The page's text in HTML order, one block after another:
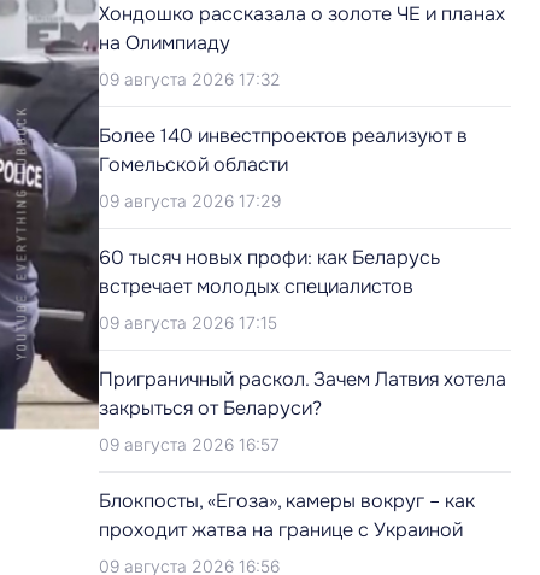
Хондошко рассказала о золоте ЧЕ и планах
на Олимпиаду
09 августа 2026 17:32
Более 140 инвестпроектов реализуют в
Гомельской области
09 августа 2026 17:29
60 тысяч новых профи: как Беларусь
встречает молодых специалистов
09 августа 2026 17:15
Приграничный раскол. Зачем Латвия хотела
закрыться от Беларуси?
09 августа 2026 16:57
Блокпосты, «Егоза», камеры вокруг – как
проходит жатва на границе с Украиной
09 августа 2026 16:56